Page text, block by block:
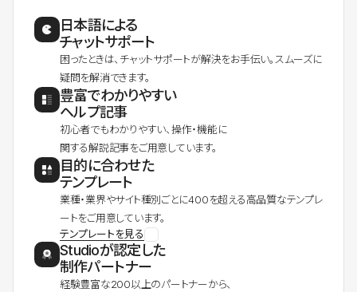
日本語による
チャットサポート
困ったときは、チャットサポートが解決をお手伝い。スムーズに
疑問を解消できます。
豊富でわかりやすい
ヘルプ記事
初心者でもわかりやすい、操作・機能に
関する解説記事をご用意しています。
目的に合わせた
テンプレート
業種・業界やサイト種別ごとに400を超える高品質なテンプレ
ートをご用意しています。
テンプレートを見る
Studioが認定した
制作パートナー
経験豊富な200以上のパートナーから、